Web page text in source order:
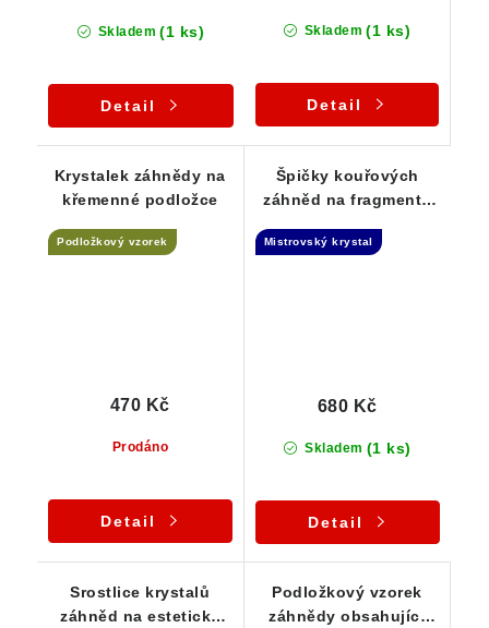
Skladem (1 ks)
Detail
Skladem (1 ks)
Detail
Krystalek záhnědy na
křemenné podložce
Podložkový vzorek
Prodáno
470 Kč
Detail
Špičky kouřových
záhněd na fragmentu
- Elestial
Mistrovský krystal
Skladem (1 ks)
680 Kč
Detail
Srostlice krystalů
záhněd na estetické
Podložkový vzorek
záhnědy obsahující